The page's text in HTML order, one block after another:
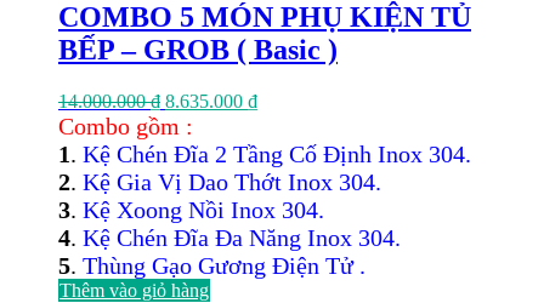
COMBO 5 MÓN PHỤ KIỆN TỦ
BẾP – GROB ( Basic )
14.000.000₫ Giá
gốc
là:
14.000.000 ₫.
8.635.000 ₫Giá
tại
là:
8.635.000 ₫.
Combo gồm :
1. Kệ Chén Đĩa 2 Tầng Cố Định Inox 304.
2. Kệ Gia Vị Dao Thớt Inox 304.
3. Kệ Xoong Nồi Inox 304.
4. Kệ Chén Đĩa Đa Năng Inox 304.
5. Thùng Gạo Gương Điện Tử .
Thêm vào giỏ hàng